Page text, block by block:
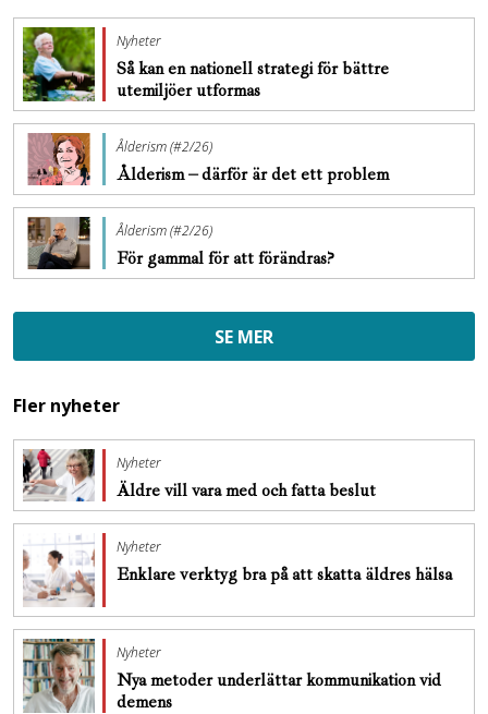
Nyheter
Så kan en nationell strategi för bättre
utemiljöer utformas
Ålderism (#2/26)
Ålderism – därför är det ett problem
Ålderism (#2/26)
För gammal för att förändras?
SE MER
Fler nyheter
Nyheter
Äldre vill vara med och fatta beslut
Nyheter
Enklare verktyg bra på att skatta äldres hälsa
Nyheter
Nya metoder underlättar kommunikation vid
demens